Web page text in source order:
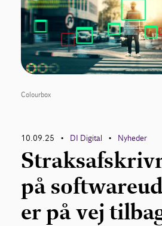
Colourbox
10.09.25 • DI Digital • Nyheder
på
er på vej